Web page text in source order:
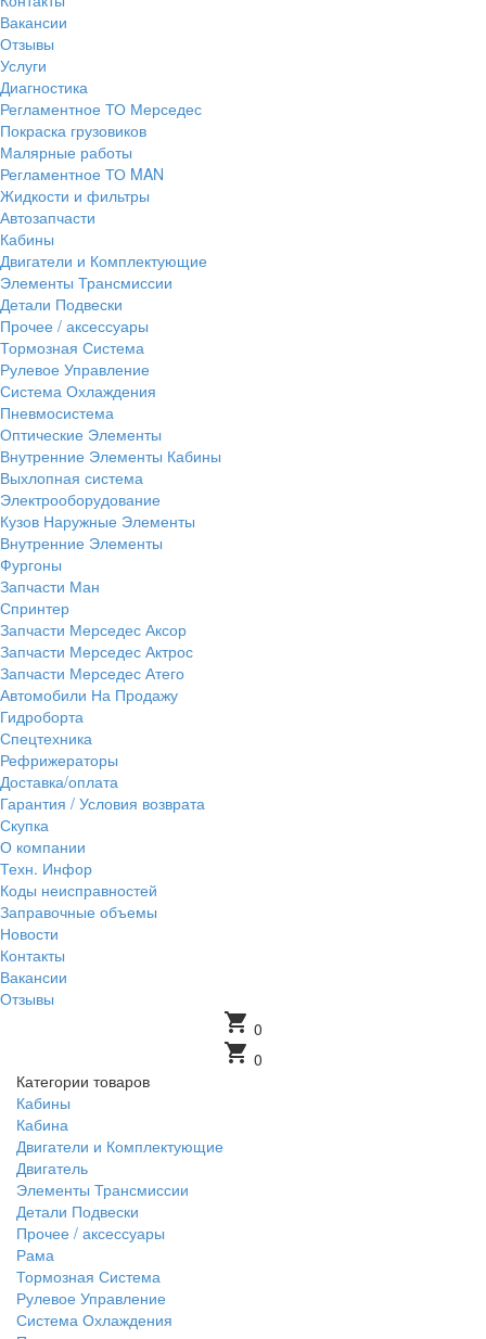
Вакансии
Отзывы
Услуги
Диагностика
Регламентное ТО Мерседес
Покраска грузовиков
Малярные работы
Регламентное ТО MAN
Жидкости и фильтры
Автозапчасти
Кабины
Двигатели и Комплектующие
Элементы Трансмиссии
Детали Подвески
Прочее / аксессуары
Тормозная Система
Рулевое Управление
Система Охлаждения
Пневмосистема
Оптические Элементы
Внутренние Элементы Кабины
Выхлопная система
Электрооборудование
Кузов Наружные Элементы
Внутренние Элементы
Фургоны
Запчасти Ман
Спринтер
Запчасти Мерседес Аксор
Запчасти Мерседес Актрос
Запчасти Мерседес Атего
Автомобили На Продажу
Гидроборта
Спецтехника
Рефрижераторы
Доставка/оплата
Гарантия / Условия возврата
Скупка
О компании
Техн. Инфор
Коды неисправностей
Заправочные объемы
Новости
Контакты
Вакансии
Отзывы
shopping_cart 0
shopping_cart 0
Категории товаров
Кабины
Кабина
Двигатели и Комплектующие
Двигатель
Элементы Трансмиссии
Детали Подвески
Прочее / аксессуары
Рама
Тормозная Система
Рулевое Управление
Система Охлаждения